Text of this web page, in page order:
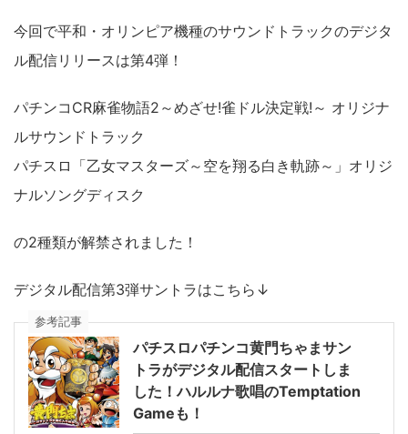
今回で平和・オリンピア機種のサウンドトラックのデジタ
ル配信リリースは第4弾！
パチンコCR麻雀物語2～めざせ!雀ドル決定戦!～ オリジナ
ルサウンドトラック
パチスロ「乙女マスターズ～空を翔る白き軌跡～」オリジ
ナルソングディスク
の2種類が解禁されました！
デジタル配信第3弾サントラはこちら↓
参考記事
パチスロパチンコ黄門ちゃまサン
トラがデジタル配信スタートしま
した！ハルルナ歌唱のTemptation
Gameも！